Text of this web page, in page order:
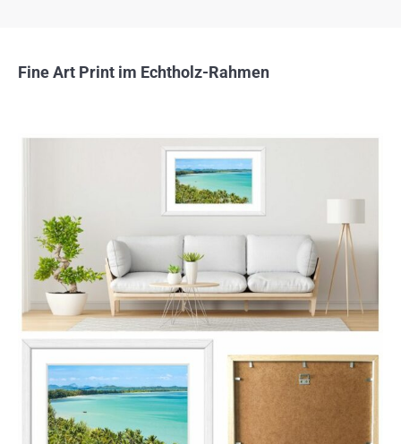
Fine Art Print im Echtholz-Rahmen